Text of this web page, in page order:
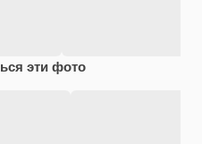
эти фото